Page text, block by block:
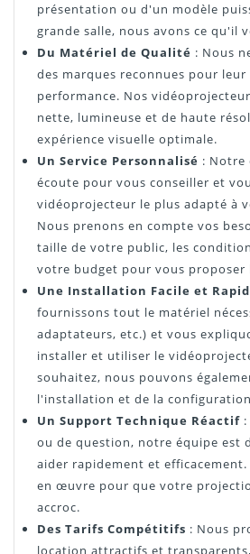
présentation ou d'un modèle
grande salle, nous avons ce qu'il
Du Matériel de Qualité : Nous
des marques reconnues pour
performance. Nos
nette, lumineuse et de haute
expérience visuelle optimale.
Un Service Personnalisé : Notre
écoute pour vous conseiller et
vidéoprojecteur le plus adapté à
Nous prenons en compte vos
taille de votre public, les
votre budget pour vous
Une Installation Facile et
fournissons tout le matériel
adaptateurs, etc.) et vous
installer et utiliser le
souhaitez, nous pouvons
l'installation et de la
Un Support Technique Réactif
ou de question, notre équipe est
aider rapidement et
en œuvre pour que votre
accroc.
Des Tarifs Compétitifs : Nous
location attractifs et